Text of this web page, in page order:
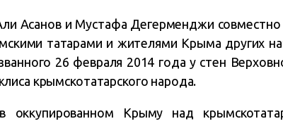
Асанов и Мустафа Дегерменджи
татарами и жителями Крыма других
26 февраля 2014 года у стен
крымскотатарского народа.
Крыму над